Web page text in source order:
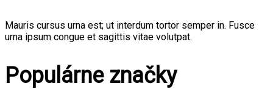
Mauris cursus urna est; ut interdum tortor semper in. Fusce
urna ipsum congue et sagittis vitae volutpat.
Populárne značky